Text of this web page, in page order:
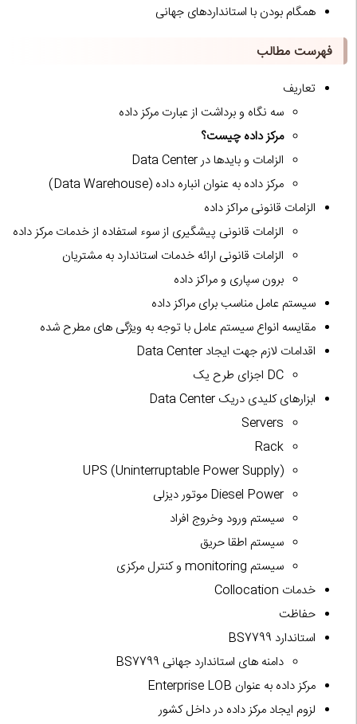
همگام بودن با استانداردهاى جهانى
فهرست مطالب
تعاریف
سه نگاه و برداشت از عبارت مرکز داده
مرکز داده چیست؟
الزامات و بایدها در Data Center
مرکز داده به عنوان انباره داده (Data Warehouse)
الزامات قانونی مراکز داده
الزامات قانونى پیشگیرى از سوء استفاده از خدمات مرکز داده
الزامات قانونى ارائه خدمات استاندارد به مشتریان
برون سپارى و مراکز داده
سیستم عامل مناسب برای مراکز داده
مقایسه انواع سیستم عامل با توجه به ویژگى هاى مطرح شده
اقدامات لازم جهت ایجاد Data Center
DC اجزای طرح یک
ابزارهای کلیدی دریک Data Center
Servers
Rack
UPS (Uninterruptable Power Supply)
Diesel Power موتور دیزلی
سیستم ورود وخروج افراد
سیستم اطقا حریق
سیستم monitoring و کنترل مرکزی
خدمات Collocation
حفاظت
استاندارد BS7799
دامنه های استاندارد جهانی BS7799
مرکز داده به عنوان Enterprise LOB
لزوم ایجاد مرکز داده در داخل کشور